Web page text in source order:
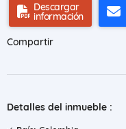
Descargar
información
Compartir
Detalles del inmueble :